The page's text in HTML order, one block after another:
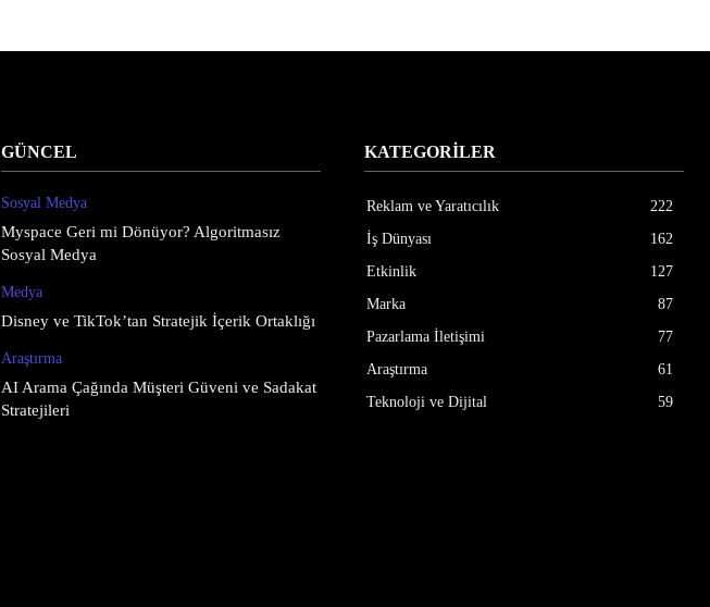
GÜNCEL
Sosyal Medya
Myspace Geri mi Dönüyor? Algoritmasız
Sosyal Medya
Medya
Disney ve TikTok’tan Stratejik İçerik Ortaklığı
Araştırma
AI Arama Çağında Müşteri Güveni ve Sadakat
Stratejileri
KATEGORİLER
Reklam ve Yaratıcılık
222
İş Dünyası
162
Etkinlik
127
Marka
87
Pazarlama İletişimi
77
Araştırma
61
Teknoloji ve Dijital
59